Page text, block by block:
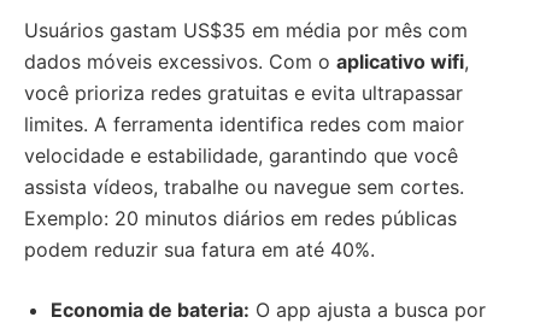
Usuários gastam US$35 em média por mês com
dados móveis excessivos. Com o aplicativo wifi,
você prioriza redes gratuitas e evita ultrapassar
limites. A ferramenta identifica redes com maior
velocidade e estabilidade, garantindo que você
assista vídeos, trabalhe ou navegue sem cortes.
Exemplo: 20 minutos diários em redes públicas
podem reduzir sua fatura em até 40%.
Economia de bateria: O app ajusta a busca por